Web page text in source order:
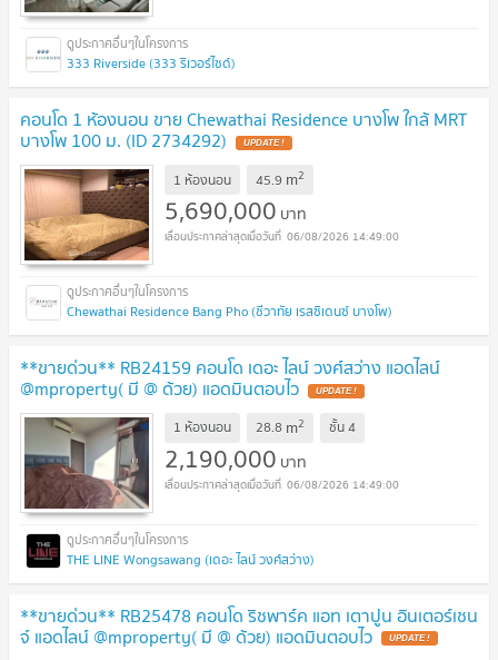
333 Riverside (333 ริเวอร์ไซด์)
คอนโด 1 ห้องนอน ขาย Chewathai Residence บางโพ ใกล้ MRT
บางโพ 100 ม. (ID 2734292)
1 ห้องนอน 45.9 m2
5,690,000 บาท
06/08/2026 14:49:00
Chewathai Residence Bang Pho (ชีวาทัย เรสซิเดนซ์ บางโพ)
**ขายด่วน** RB24159 คอนโด เดอะ ไลน์ วงศ์สว่าง แอดไลน์
@mproperty( มี @ ด้วย) แอดมินตอบไว
1 ห้องนอน 28.8 m2 ชั้น4
2,190,000 บาท
06/08/2026 14:49:00
THE LINE Wongsawang (เดอะ ไลน์ วงศ์สว่าง)
**ขายด่วน** RB25478 คอนโด ริชพาร์ค แอท เตาปูน อินเตอร์เชน
จ์ แอดไลน์ @mproperty( มี @ ด้วย) แอดมินตอบไว